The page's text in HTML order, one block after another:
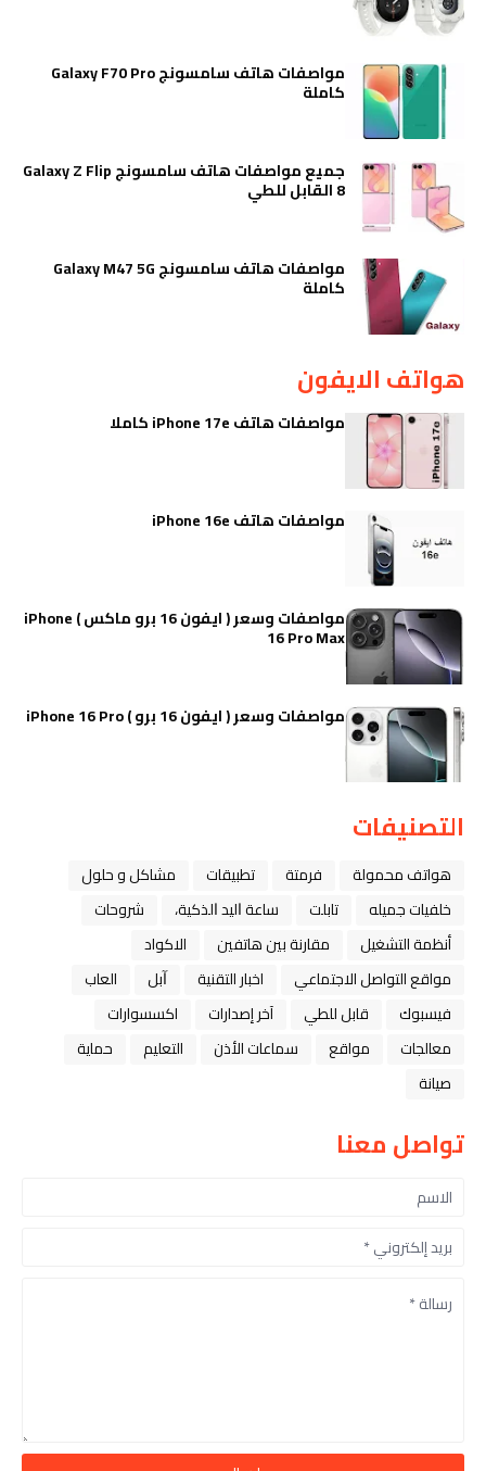
مواصفات هاتف سامسونج Galaxy F70 Pro
كاملة
جميع مواصفات هاتف سامسونج Galaxy Z Flip
8 القابل للطي
مواصفات هاتف سامسونج Galaxy M47 5G
كاملة
هواتف الايفون
مواصفات هاتف iPhone 17e كاملا
مواصفات هاتف iPhone 16e
مواصفات وسعر ( ايفون 16 برو ماكس ) iPhone
16 Pro Max
مواصفات وسعر ( ايفون 16 برو ) iPhone 16 Pro
التصنيفات
هواتف محمولة فرمتة تطبيقات
مشاكل و حلول
خلفيات جميله
تابلت ﺳﺎﻋﺔ ﺍﻟﻴﺪ ﺍﻟﺬﻛﻴﺔ،
شروحات
أنظمة التشغيل
مقارنة بين هاتفين
الاكواد
مواقع التواصل الاجتماعي
اخبار التقنية ﺁﺑﻞ
العاب
فيسبوك
قابل للطي آخر إصدارات
اكسسوارات
معالجات
مواقع سماعات الأذن التعليم
حماية
صيانة
تواصل معنا